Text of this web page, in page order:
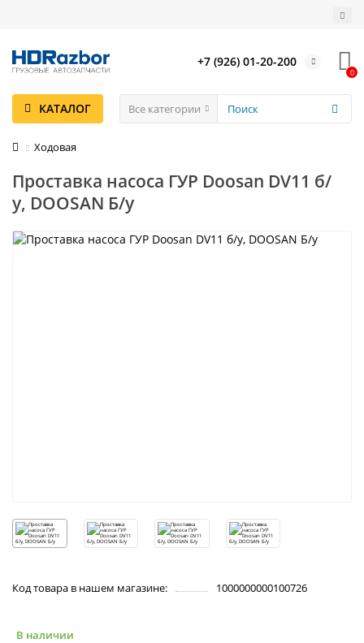
+7 (926) 01-20-200
0
КАТАЛОГ Все категории
Ходовая
Проставка насоса ГУР Doosan DV11 б/
у, DOOSAN Б/у
Код товара в нашем магазине: 1000000000100726
В наличии